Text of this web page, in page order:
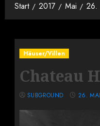
Start 2017 Mai 26.
Häuser/Villen
Chateau
SUBGROUND 26.